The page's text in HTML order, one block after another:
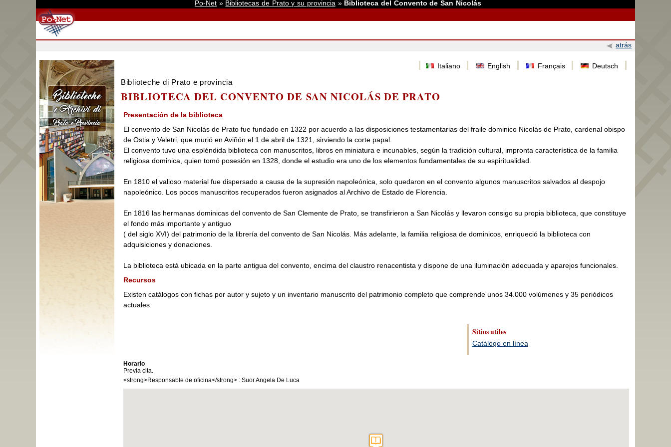
Po-Net » Bibliotecas de Prato y su provincia» Biblioteca del Convento de San Nicolás
atrás
Italiano English Français Deutsch
Biblioteche di Prato e provincia
BIBLIOTECA DEL CONVENTO DE SAN NICOLÁS DE PRATO
Presentación de la biblioteca
El convento de San Nicolás de Prato fue fundado en 1322 por acuerdo a las disposiciones testamentarias del fraile dominico Nicolás de Prato, cardenal obispo
de Ostia y Veletri, que murió en Aviñón el 1 de abril de 1321, sirviendo la corte papal.
El convento tuvo una espléndida biblioteca con manuscritos, libros en miniatura e incunables, según la tradición cultural, impronta característica de la familia
religiosa dominica, quien tomó posesión en 1328, donde el estudio era uno de los elementos fundamentales de su espiritualidad.
En 1810 el valioso material fue dispersado a causa de la supresión napoleónica, solo quedaron en el convento algunos manuscritos salvados al despojo
napoleónico. Los pocos manuscritos recuperados fueron asignados al Archivo de Estado de Florencia.
En 1816 las hermanas dominicas del convento de San Clemente de Prato, se transfirieron a San Nicolás y llevaron consigo su propia biblioteca, que constituye
el fondo más importante y antiguo
( del siglo XVI) del patrimonio de la librería del convento de San Nicolás. Más adelante, la familia religiosa de dominicos, enriqueció la biblioteca con
adquisiciones y donaciones.
La biblioteca está ubicada en la parte antigua del convento, encima del claustro renacentista y dispone de una iluminación adecuada y aparejos funcionales.
Recursos
Existen catálogos con fichas por autor y sujeto y un inventario manuscrito del patrimonio completo que comprende unos 34.000 volúmenes y 35 periódicos
actuales.
Sitios utiles
​Catálogo en línea
Horario
Previa cita.
<strong>Responsable de oficina</strong> : Suor Angela De Luca